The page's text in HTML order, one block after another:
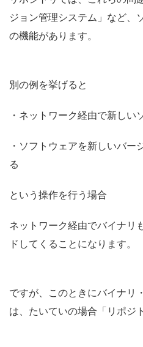
ジョン管理システム」など、
の機能があります。
別の例を挙げると
・ネットワーク経由で新しい
・ソフトウェアを新しいバー
る
という操作を行う場合
ネットワーク経由でバイナリ
ドしてくることになります。
ですが、このときにバイナリ
は、たいていの場合「リポジ